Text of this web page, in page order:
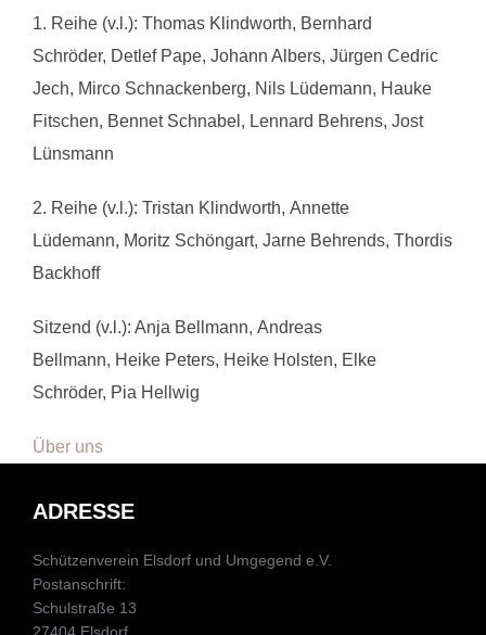
1. Reihe (v.l.): Thomas Klindworth, Bernhard
Schröder, Detlef Pape, Johann Albers, Jürgen Cedric
Jech, Mirco Schnackenberg, Nils Lüdemann, Hauke
Fitschen, Bennet Schnabel, Lennard Behrens, Jost
Lünsmann
2. Reihe (v.l.): Tristan Klindworth, Annette
Lüdemann, Moritz Schöngart, Jarne Behrends, Thordis
Backhoff
Sitzend (v.l.): Anja Bellmann, Andreas
Bellmann, Heike Peters, Heike Holsten, Elke
Schröder, Pia Hellwig
Über uns
ADRESSE
Schützenverein Elsdorf und Umgegend e.V.
Postanschrift:
Schulstraße 13